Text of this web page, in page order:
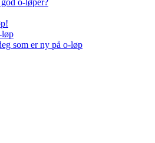
løp
som er ny på o-løp